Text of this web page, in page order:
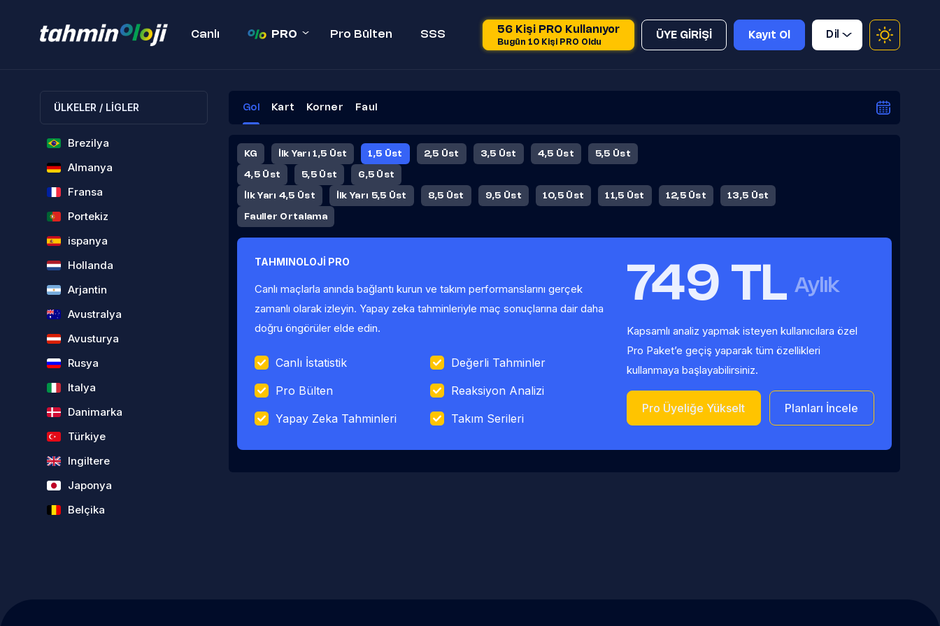
Canlı PRO Pro Bülten SSS 56 Kişi PRO Kullanıyor
Bugün 10 Kişi PRO Oldu
ÜYE GİRİŞİ Kayıt Ol Dil
ÜLKELER / LİGLER
Brezilya
Almanya
Fransa
Portekiz
ispanya
Hollanda
Arjantin
Avustralya
Avusturya
Rusya
Italya
Danimarka
Türkiye
Ingiltere
Japonya
Belçika
Gol Kart Korner Faul
KG İlk Yarı 1,5 Üst 1,5 Üst 2,5 Üst 3,5 Üst 4,5 Üst 5,5 Üst
4,5 Üst 5,5 Üst 6,5 Üst
İlk Yarı 4,5 Üst İlk Yarı 5,5 Üst 8,5 Üst 9,5 Üst 10,5 Üst 11,5 Üst 12,5 Üst 13,5 Üst
Fauller Ortalama
TAHMINOLOJİ PRO
Canlı maçlarla anında bağlantı kurun ve takım performanslarını gerçek
zamanlı olarak izleyin. Yapay zeka tahminleriyle maç sonuçlarına dair daha
doğru öngörüler elde edin.
Canlı İstatistik
Değerli Tahminler
Pro Bülten
Reaksiyon Analizi
Yapay Zeka Tahminleri
Takım Serileri
749 TL Aylık
Kapsamlı analiz yapmak isteyen kullanıcılara özel
Pro Paket’e geçiş yaparak tüm özellikleri
kullanmaya başlayabilirsiniz.
Pro Üyeliğe Yükselt Planları İncele